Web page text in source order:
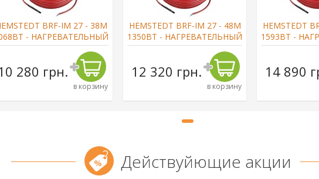
BRF-IM 27 - 38М
- НАГРЕВАТЕЛЬНЫЙ
КАБЕЛЬ
280 грн.
в корзину
HEMSTEDT BRF-IM 27 - 48М
1350ВТ - НАГРЕВАТЕЛЬНЫЙ
КАБЕЛЬ
12 320 грн.
в корзину
HEMSTEDT
1593ВТ -
14 890
Действуйющие акции